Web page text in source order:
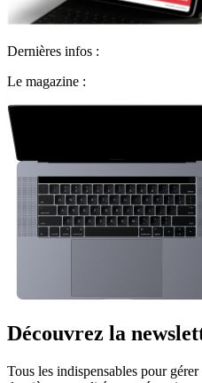
Dernières infos :
Le magazine :
Découvrez la
Tous les indispensables pour